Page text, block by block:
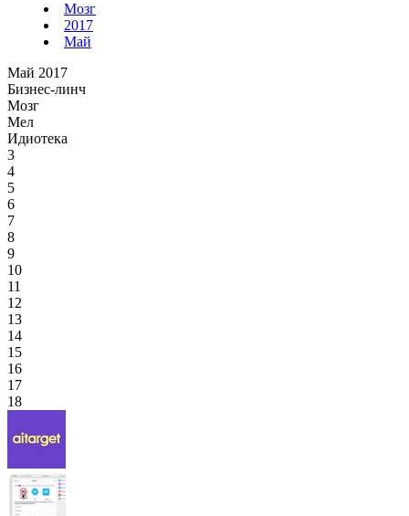
Мозг
2017
Май
Май 2017
Бизнес-линч
Мозг
Мел
Идиотека
3
4
5
6
7
8
9
10
11
12
13
14
15
16
17
18